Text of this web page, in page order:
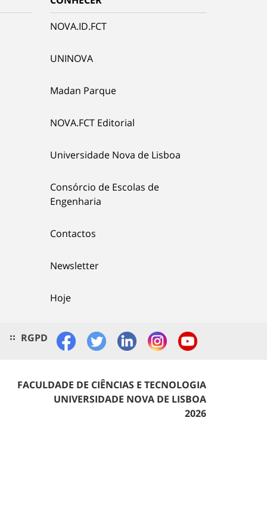
NOVA.ID.FCT
UNINOVA
Madan Parque
NOVA.FCT Editorial
Universidade Nova de Lisboa
Consórcio de Escolas de
Engenharia
Contactos
Newsletter
Hoje
RGPD
FACULDADE DE CIÊNCIAS E TECNOLOGIA
UNIVERSIDADE NOVA DE LISBOA
2026